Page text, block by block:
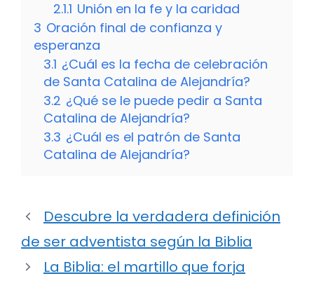
2.1.1 Unión en la fe y la caridad
3 Oración final de confianza y
esperanza
3.1 ¿Cuál es la fecha de celebración
de Santa Catalina de Alejandría?
3.2 ¿Qué se le puede pedir a Santa
Catalina de Alejandría?
3.3 ¿Cuál es el patrón de Santa
Catalina de Alejandría?
Descubre la verdadera definición
de ser adventista según la Biblia
La Biblia: el martillo que forja